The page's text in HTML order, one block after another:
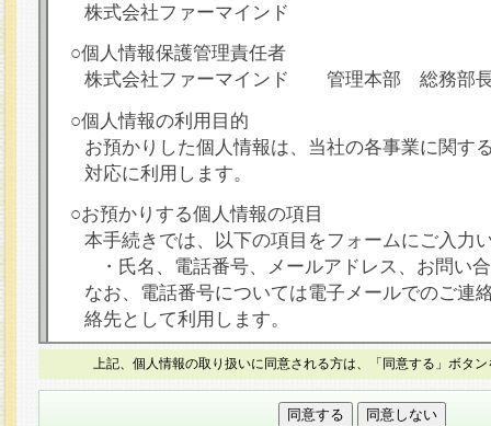
株式会社ファーマインド
○個人情報保護管理責任者
株式会社ファーマインド 管理本部 総務部
○個人情報の利用目的
お預かりした個人情報は、当社の各事業に関す
対応に利用します。
○お預かりする個人情報の項目
本手続きでは、以下の項目をフォームにご入力
・氏名、電話番号、メールアドレス、お問い
なお、電話番号については電子メールでのご連
絡先として利用します。
○本人が容易に認識できない方法による個人情報
本フォームでは、セッション管理のためCookie
上記、個人情報の取り扱いに同意される方は、「同意する」ボタ